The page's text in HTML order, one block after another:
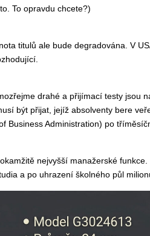
To opravdu chcete?)
titulů ale bude degradována. V
drahé a přijímací testy jsou
být přijat, jejíž absolventy bere
Administration) po
nejvyšší manažerské
a po uhrazení školného půl